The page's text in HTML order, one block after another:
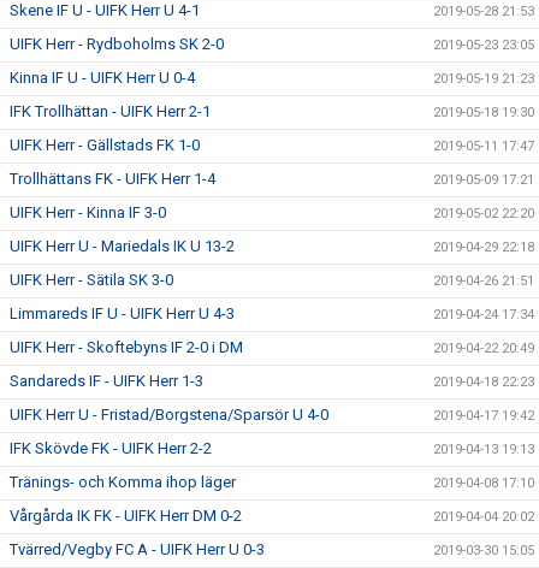
Skene IF U - UIFK Herr U 4-1 2019-05-28 21:53
UIFK Herr - Rydboholms SK 2-0 2019-05-23 23:05
Kinna IF U - UIFK Herr U 0-4 2019-05-19 21:23
IFK Trollhättan - UIFK Herr 2-1 2019-05-18 19:30
UIFK Herr - Gällstads FK 1-0 2019-05-11 17:47
Trollhättans FK - UIFK Herr 1-4 2019-05-09 17:21
UIFK Herr - Kinna IF 3-0 2019-05-02 22:20
UIFK Herr U - Mariedals IK U 13-2 2019-04-29 22:18
UIFK Herr - Sätila SK 3-0 2019-04-26 21:51
Limmareds IF U - UIFK Herr U 4-3 2019-04-24 17:34
UIFK Herr - Skoftebyns IF 2-0 i DM 2019-04-22 20:49
Sandareds IF - UIFK Herr 1-3 2019-04-18 22:23
UIFK Herr U - Fristad/Borgstena/Sparsör U 4-0 2019-04-17 19:42
IFK Skövde FK - UIFK Herr 2-2 2019-04-13 19:13
Tränings- och Komma ihop läger 2019-04-08 17:10
Vårgårda IK FK - UIFK Herr DM 0-2 2019-04-04 20:02
Tvärred/Vegby FC A - UIFK Herr U 0-3 2019-03-30 15:05